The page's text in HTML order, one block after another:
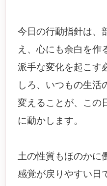
今日の行動指針は、
え、心にも余白を作
派手な変化を起こす
しろ、いつもの生活
変えることが、この
に動かします。
土の性質もほのかに
感覚が戻りやすい日